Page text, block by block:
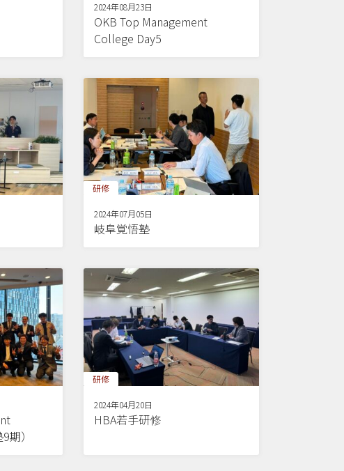
2024年08月23日
OKB Top Management
College Day5
研修
2024年07月05日
岐阜覚悟塾
）
研修
2024年04月20日
HBA若手研修